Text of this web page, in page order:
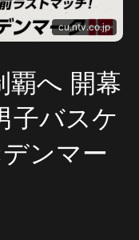
cu.ntv.co.jp
覇へ 開幕
子バスケ
ンマー